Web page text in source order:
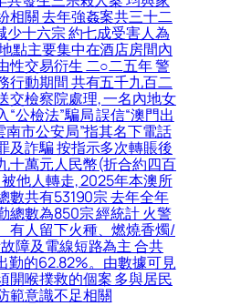
相關 去年強姦案共三十二
少十六宗 約七成受害人為
點主要集中在酒店房間內
性交易衍生 二○二五年 警
行動期間 共有五千九百二
交檢察院處理, 一名內地女
“公檢法”騙局 誤信“澳門出
南市公安局”指其名下電話
及詐騙 按指示多次轉賬後
十萬元人民幣(折合約四百
他人轉走, 2025年本澳所
數共有53190宗 去年全年
總數為850宗 經統計 火警
有人留下火種、燃燒香燭/
障及電線短路為主 合共
勤的62.82%。由數據可見
開喉撲救的個案 多與居民
範意識不足相關